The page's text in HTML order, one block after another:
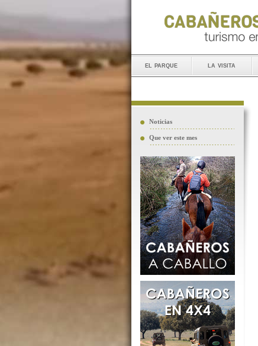
el parque la visita
Noticias
Que ver este mes